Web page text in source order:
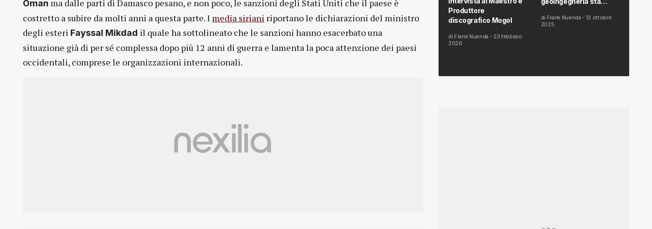
Oman ma dalle parti di Damasco pesano, e non poco, le sanzioni degli Stati Uniti che il paese è
costretto a subire da molti anni a questa parte. I media siriani riportano le dichiarazioni del ministro
degli esteri Fayssal Mikdad il quale ha sottolineato che le sanzioni hanno esacerbato una
situazione già di per sé complessa dopo più 12 anni di guerra e lamenta la poca attenzione dei paesi
occidentali, comprese le organizzazioni internazionali.
Produttore
discografico Mogol
di Frank Nuenda - 23 febbraio
2026
salute dell’uomo
di Frank Nuenda - 13 ottobre
2025